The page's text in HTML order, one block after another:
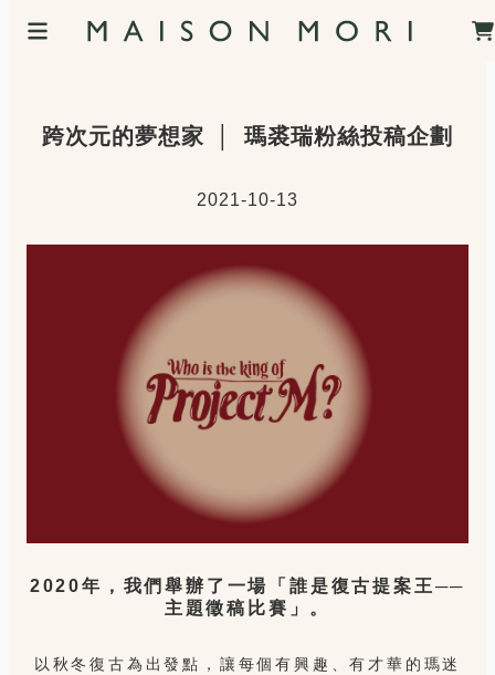
跨次元的夢想家 │ 瑪裘瑞粉絲投稿企劃
2021-10-13
2020年，我們舉辦了一場「誰是復古提案王──
主題徵稿比賽」。
以秋冬復古為出發點，讓每個有興趣、有才華的瑪迷